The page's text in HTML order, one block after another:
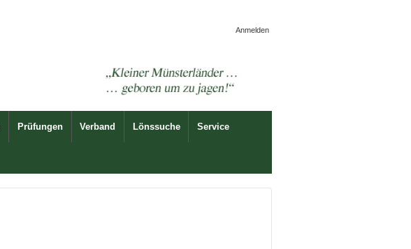
Anmelden
Prüfungen Verband Lönssuche Service